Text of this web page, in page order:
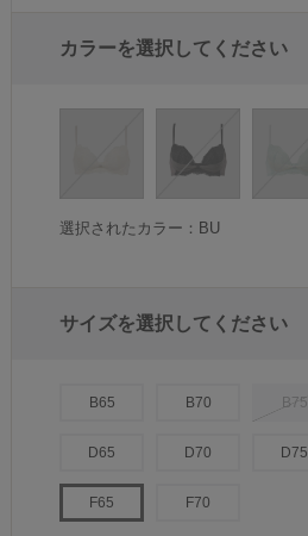
カラーを選択してください
選択されたカラー：BU
サイズを選択してください
B65 B70 B75
D65 D70 D75
F65 F70